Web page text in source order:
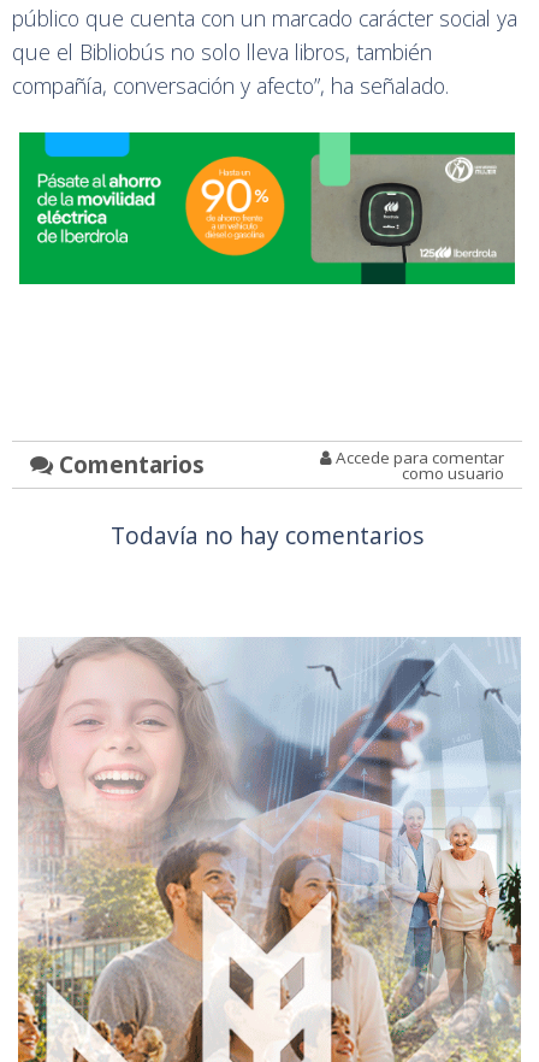
público que cuenta con un marcado carácter social ya
que el Bibliobús no solo lleva libros, también
compañía, conversación y afecto”, ha señalado.
Comentarios Accede para comentar
como usuario
Todavía no hay comentarios